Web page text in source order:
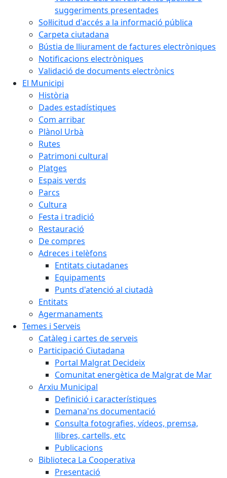
suggeriments presentades
Sol·licitud d'accés a la informació pública
Carpeta ciutadana
Bústia de lliurament de factures electròniques
Notificacions electròniques
Validació de documents electrònics
El Municipi
Història
Dades estadístiques
Com arribar
Plànol Urbà
Rutes
Patrimoni cultural
Platges
Espais verds
Parcs
Cultura
Festa i tradició
Restauració
De compres
Adreces i telèfons
Entitats ciutadanes
Equipaments
Punts d'atenció al ciutadà
Entitats
Agermanaments
Temes i Serveis
Catàleg i cartes de serveis
Participació Ciutadana
Portal Malgrat Decideix
Comunitat energètica de Malgrat de Mar
Arxiu Municipal
Definició i característiques
Demana'ns documentació
Consulta fotografies, vídeos, premsa,
llibres, cartells, etc
Publicacions
Biblioteca La Cooperativa
Presentació